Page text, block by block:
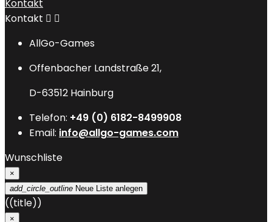
Kontakt
Kontakt  
AllGo-Games
Offenbacher Landstraße 21,
D-63512 Hainburg
Telefon: +49 (0) 6182-8499908
Email: info@allgo-games.com
Wunschliste
×
add_circle_outline Neue Liste anlegen
((title))
×